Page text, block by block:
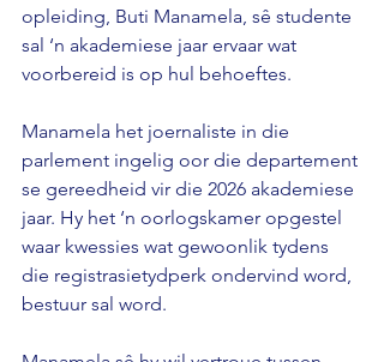
opleiding, Buti Manamela, sê studente
sal ‘n akademiese jaar ervaar wat
voorbereid is op hul behoeftes.
Manamela het joernaliste in die
parlement ingelig oor die departement
se gereedheid vir die 2026 akademiese
jaar. Hy het ‘n oorlogskamer opgestel
waar kwessies wat gewoonlik tydens
die registrasietydperk ondervind word,
bestuur sal word.